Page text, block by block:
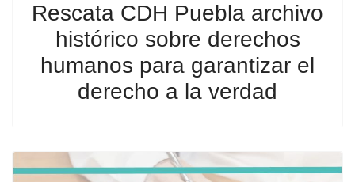
Rescata CDH Puebla archivo
histórico sobre derechos
humanos para garantizar el
derecho a la verdad